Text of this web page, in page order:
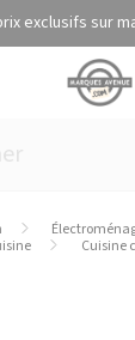
exclusifs sur
Cuisine